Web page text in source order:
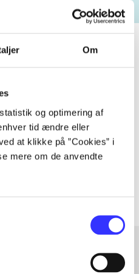
Om
og optimering af
tid ændre eller
at klikke på ”Cookies” i
mere om de anvendte
sit amet ...